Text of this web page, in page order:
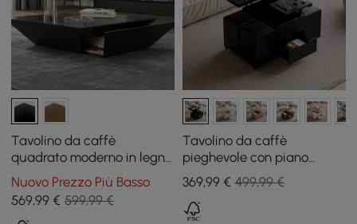
Tavolino da caffè
quadrato moderno in legno
da 1000 mm con
contenitore
Nuovo Prezzo Più Basso
569,99 € 599,99 €
Tavolino da caffè
pieghevole con piano
sollevabile da 100 cm nero
con 4 sgabelli e contenitore
369,99€ 499,99 €